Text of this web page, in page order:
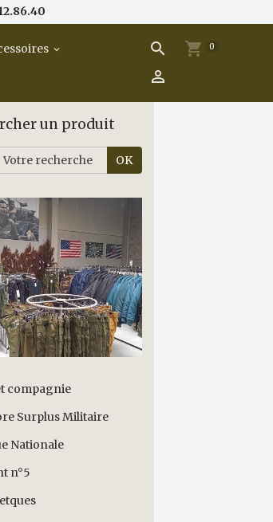
0
un produit
OK
compagnie
Surplus Militaire
Nationale
n°5